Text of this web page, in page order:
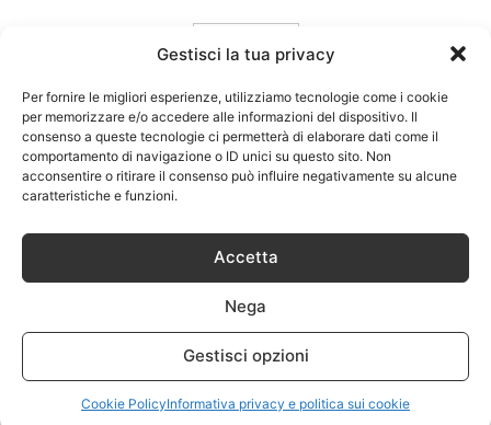
Gestisci la tua privacy
Per fornire le migliori esperienze, utilizziamo tecnologie come i cookie
per memorizzare e/o accedere alle informazioni del dispositivo. Il
consenso a queste tecnologie ci permetterà di elaborare dati come il
comportamento di navigazione o ID unici su questo sito. Non
acconsentire o ritirare il consenso può influire negativamente su alcune
caratteristiche e funzioni.
Accetta
Nega
Gestisci opzioni
Cookie PolicyInformativa privacy e politica sui cookie